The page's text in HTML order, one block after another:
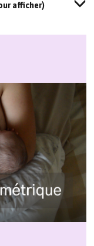
afficher)